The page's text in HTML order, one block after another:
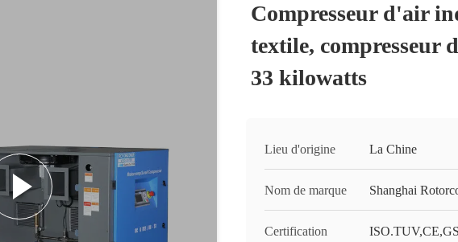
Compresseur d'air
textile, compresseur
33 kilowatts
Lieu d'origine La Chine
Nom de marque Shanghai
Certification ISO.TUV,CE,GS